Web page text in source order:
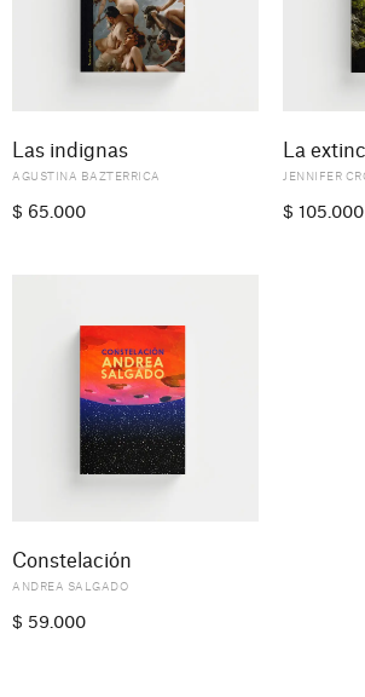
Las indignas
AGUSTINA BAZTERRICA
$ 65.000
La
JENNIFER
$ 105.000
Constelación
ANDREA SALGADO
$ 59.000